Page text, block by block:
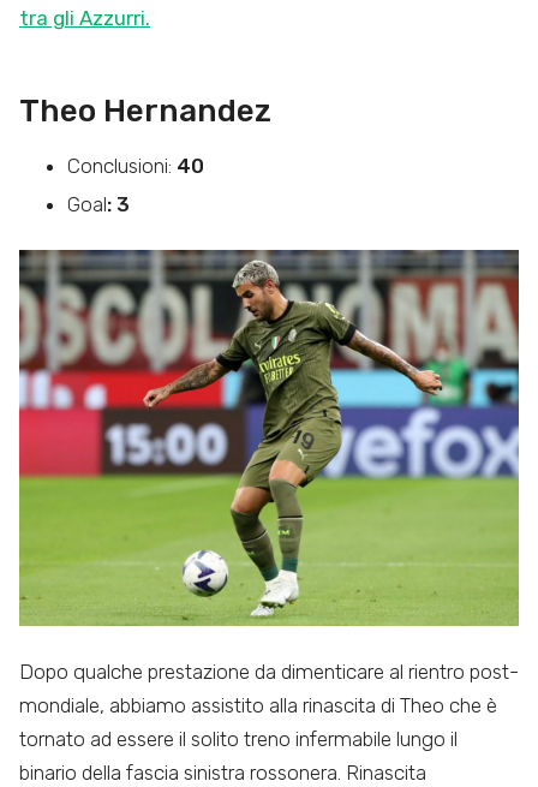
tra gli Azzurri.
Theo Hernandez
Conclusioni: 40
Goal: 3
Dopo qualche prestazione da dimenticare al rientro post-
mondiale, abbiamo assistito alla rinascita di Theo che è
tornato ad essere il solito treno infermabile lungo il
binario della fascia sinistra rossonera. Rinascita